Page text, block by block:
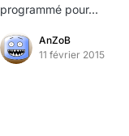
programmé pour…
AnZoB
11 février 2015